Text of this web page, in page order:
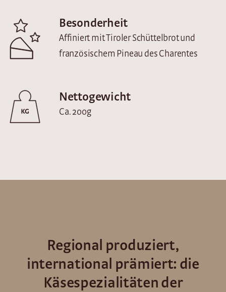
Besonderheit
Affiniert mit Tiroler Schüttelbrot und
französischem Pineau des Charentes
Nettogewicht
Ca. 200g
Regional produziert,
international prämiert: die
Käsespezialitäten der